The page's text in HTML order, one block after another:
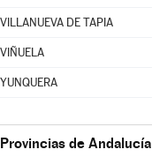
VILLANUEVA DE TAPIA
VIÑUELA
YUNQUERA
Provincias de Andalucía